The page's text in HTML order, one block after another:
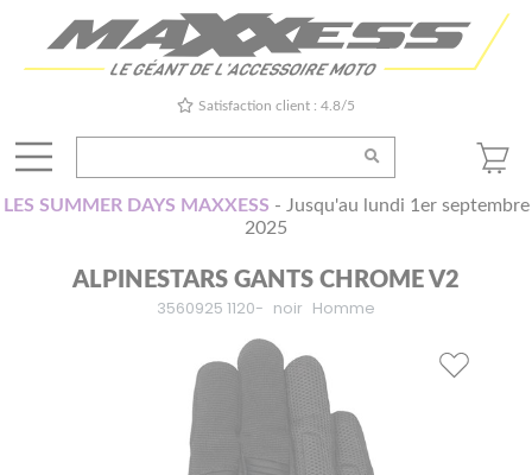
Satisfaction client : 4.8/5
LES SUMMER DAYS MAXXESS - Jusqu'au lundi 1er septembre
2025
ALPINESTARS GANTS CHROME V2
3560925 1120- noir Homme